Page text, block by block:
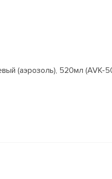
(аэрозоль), 520мл (AVK-